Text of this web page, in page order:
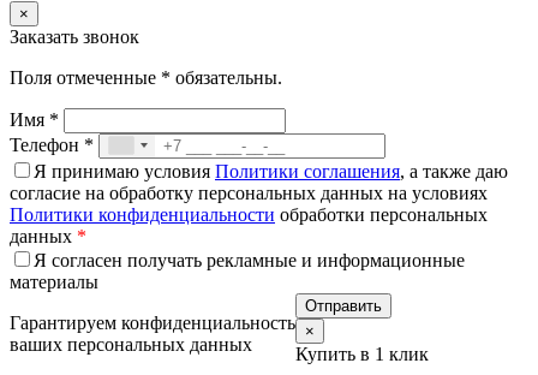
×
Заказать звонок
Поля отмеченные * обязательны.
Имя *
Телефон *
Я принимаю условия Политики соглашения, а также даю
согласие на обработку персональных данных на условиях
Политики конфиденциальности обработки персональных
данных *
Я согласен получать рекламные и информационные
материалы
Гарантируем конфиденциальность
ваших персональных данных
×
Купить в 1 клик